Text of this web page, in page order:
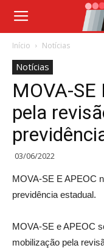
Início Notícias
Notícias
MOVA-SE
pela
03/06/2022
MOVA-SE E APEOC
previdência estadual.
MOVA-SE e APEOC
mobilização pela